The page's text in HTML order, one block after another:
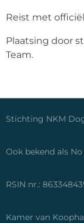
Reist met
Plaatsing door
Team.
Stichting
Ook
RSIN
Kamer van